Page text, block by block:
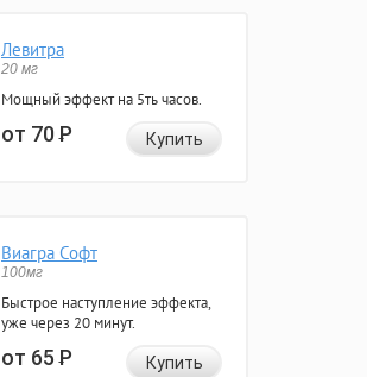
Левитра
20 мг
Мощный эффект на 5ть часов.
от 70Р Купить
Виагра Софт
100мг
Быстрое наступление эффекта,
уже через 20 минут.
от 65Р Купить